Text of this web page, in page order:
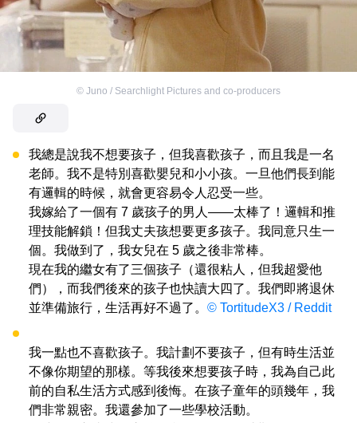
© Juno / Searchlight Pictures and co-producers
我總是說我不想要孩子，但我喜歡孩子，而且我是一名
老師。我不是特別喜歡嬰兒和小小孩。一旦他們長到能
有邏輯的時候，就會更容易令人忍受一些。
我嫁給了一個有 7 歲孩子的男人——太棒了！邏輯和推
理技能解鎖！但我丈夫孩想要更多孩子。我同意只生一
個。我做到了，我女兒在 5 歲之後非常棒。
現在我的繼女有了三個孩子（還很粘人，但我超愛他
們），而我們後來的孩子也快讀大四了。我們即將退休
並準備旅行，生活再好不過了。 © TortitudeX3 / Reddit
我一點也不喜歡孩子。我計劃不要孩子，但有時生活並
不像你期望的那樣。等我後來想要孩子時，我為自己此
前的自私生活方式感到後悔。在孩子童年的頭幾年，我
們非常親密。我還參加了一些學校活動。